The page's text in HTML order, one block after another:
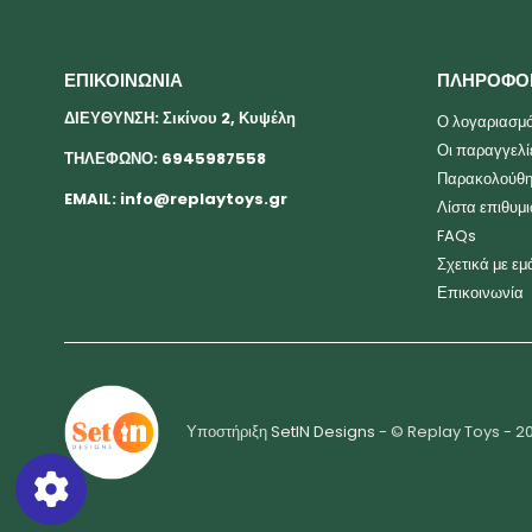
ΕΠΙΚΟΙΝΩΝΙΑ
ΔΙΕΥΘΥΝΣΗ: Σικίνου 2, Κυψέλη
ΤΗΛΕΦΩΝΟ: 6945987558
EMAIL: info@replaytoys.gr
Ο
Οι
Λίστα
FAQs
Σχετικά με
Επικοινωνία
ΥποστήριξηSetIN Designs - © Replay Toys -